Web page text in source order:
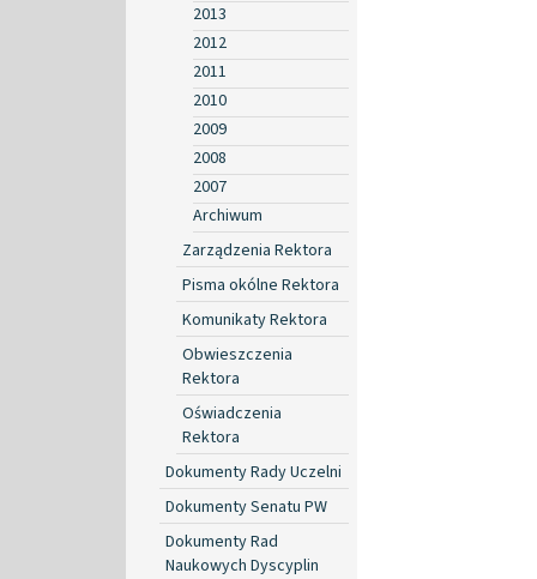
2013
2012
2011
2010
2009
2008
2007
Archiwum
Zarządzenia Rektora
Pisma okólne Rektora
Komunikaty Rektora
Obwieszczenia
Rektora
Oświadczenia
Rektora
Dokumenty Rady Uczelni
Dokumenty Senatu PW
Dokumenty Rad
Naukowych Dyscyplin